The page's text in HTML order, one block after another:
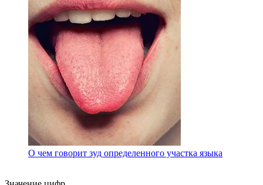
О чем говорит зуд определенного участка языка